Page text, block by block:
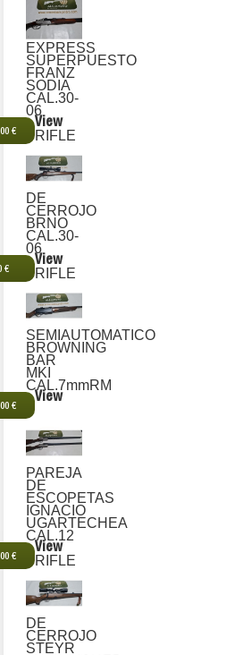
EXPRESS
SUPERPUESTO
FRANZ
SODIA
CAL.30-
06
€
View
RIFLE
DE
CERROJO
BRNO
CAL.30-
06
€
View
RIFLE
SEMIAUTOMATICO
BROWNING
BAR
MKI
CAL.7mmRM
€
View
PAREJA
DE
ESCOPETAS
IGNACIO
UGARTECHEA
CAL.12
€
View
RIFLE
DE
CERROJO
STEYR